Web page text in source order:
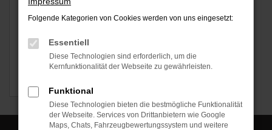
Folgende Kategorien von Cookies werden von uns eingesetzt:
Essentiell
Diese Technologien sind erforderlich, um die
Kernfunktionalität der Webseite zu gewährleisten.
Funktional
Diese Technologien bieten die bestmögliche Funktionalität
der Webseite. Services von Drittanbietern wie Google
Maps, Chats, Fahrzeugbewertungssystem und weitere